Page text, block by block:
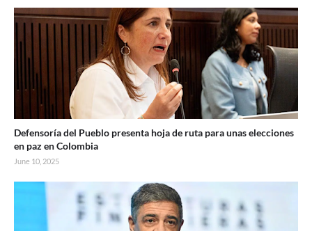
Defensoría del Pueblo presenta hoja de ruta para unas elecciones
en paz en Colombia
June 10, 2025